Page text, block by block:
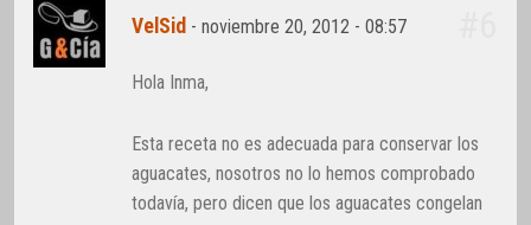
VelSid -noviembre 20, 2012 - 08:57
Hola Inma,
Esta receta no es adecuada para conservar los
aguacates, nosotros no lo hemos comprobado
todavía, pero dicen que los aguacates congelan